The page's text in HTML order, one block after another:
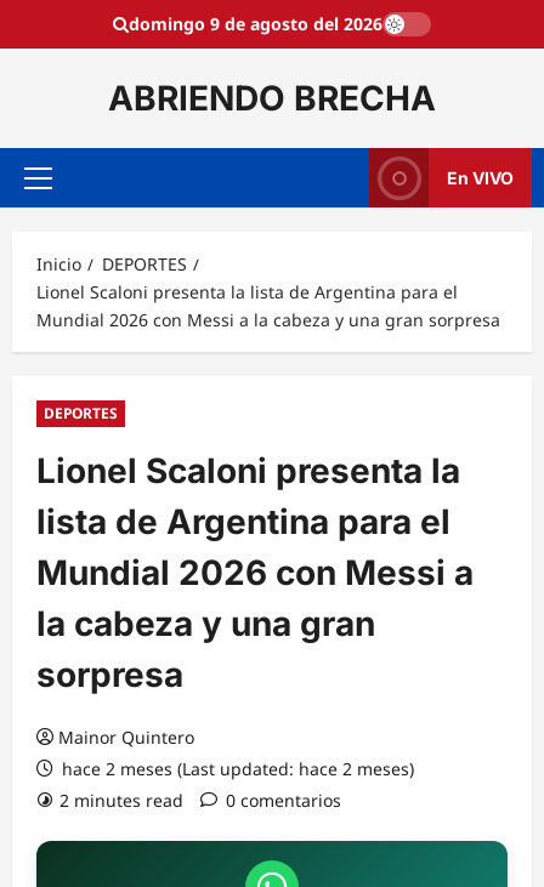
domingo 9 de agosto del 2026
ABRIENDO BRECHA
Menú
En VIVO
Inicio
DEPORTES
Lionel Scaloni presenta la lista de Argentina para el
Mundial 2026 con Messi a la cabeza y una gran sorpresa
DEPORTES
Lionel Scaloni presenta la
lista de Argentina para el
Mundial 2026 con Messi a
la cabeza y una gran
sorpresa
Mainor Quintero
hace 2 meses (Last updated: hace 2 meses)
2 minutes read
0 comentarios